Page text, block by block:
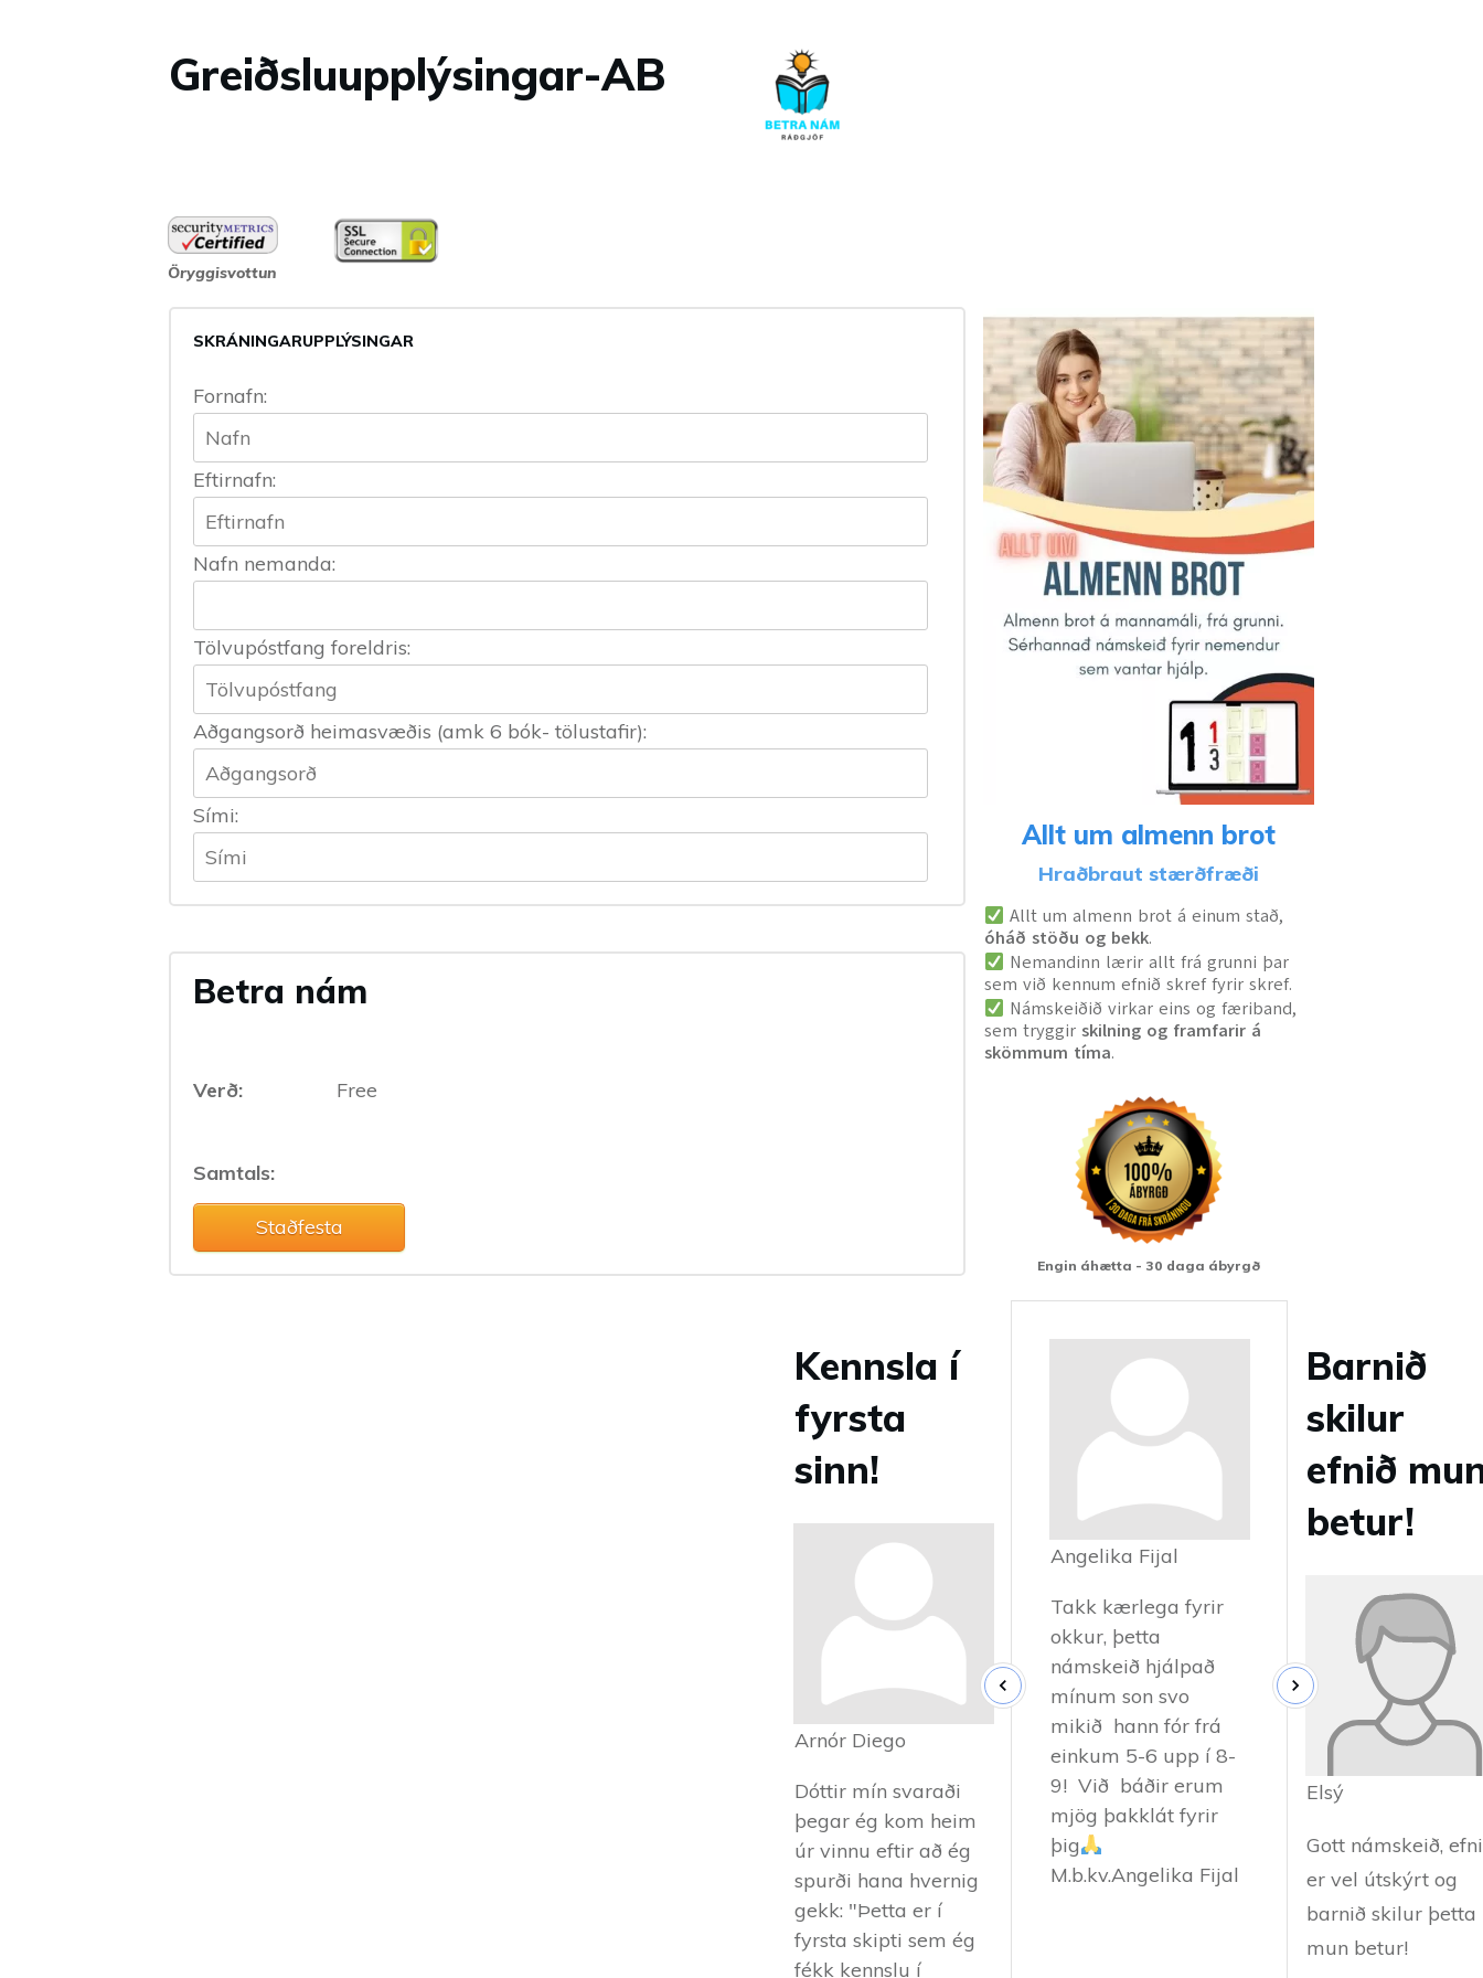
Greiðsluupplýsingar-AB
Öryggisvottun
SKRÁNINGARUPPLÝSINGAR
Fornafn:
Eftirnafn:
Nafn nemanda:
Tölvupóstfang foreldris:
Aðgangsorð heimasvæðis (amk 6 bók- tölustafir):
Sími:
Betra nám
Verð: Free
Samtals:
Staðfesta
Allt um almenn brot
Hraðbraut stærðfræði
Allt um almenn brot á einum stað,
óháð stöðu og bekk.
Nemandinn lærir allt frá grunni þar
sem við kennum efnið skref fyrir skref.
Námskeiðið virkar eins og færiband,
sem tryggir skilning og framfarir á
skömmum tíma.
Engin áhætta - 30 daga ábyrgð
Kennsla í
fyrsta
sinn!
Arnór Diego
Dóttir mín svaraði
þegar ég kom heim
úr vinnu eftir að ég
spurði hana hvernig
gekk: "Þetta er í
fyrsta skipti sem ég
fékk kennslu í
Angelika Fijal
Takk kærlega fyrir
okkur, þetta
námskeið hjálpað
mínum son svo
mikið hann fór frá
einkum 5-6 upp í 8-
9! Við báðir erum
mjög þakklát fyrir
þig
M.b.kv.Angelika Fijal
Barnið
skilur
efnið
betur!
Elsý
Gott námskeið,
er vel útskýrt og
barnið skilur þetta
mun betur!